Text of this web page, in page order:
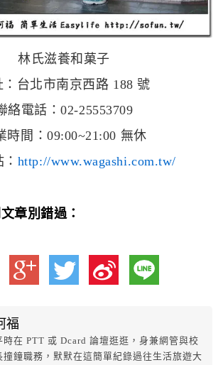
林氏滋養和菓子
：台北市南京西路 188 號
絡電話：02-25553709
時間：09:00~21:00 無休
http://www.wagashi.com.tw/
章別錯過：
福
時在 PTT 或 Dcard 論壇逛逛，身兼網管與校
撞鐘職務，默默在這簡單紀錄過往生活旅遊大